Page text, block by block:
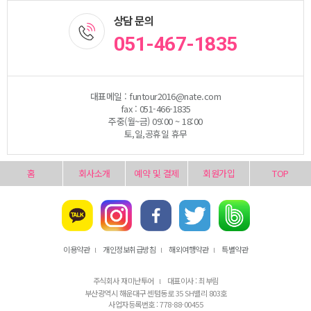
상담 문의
051-467-1835
대표메일 : funtour2016@nate.com
fax : 051-466-1835
주중(월~금) 09:00 ~ 18:00
토,일,공휴일 휴무
홈 회사소개 예약 및 결제 회원가입 TOP
이용약관 l 개인정보취급방침 l 해외여행약관 l 특별약관
주식회사 재미난투어 l
대표이사 : 최부림
부산광역시 해운대구 센텀동로 35 SH밸리 803호
사업자등록번호 : 778-88-00455